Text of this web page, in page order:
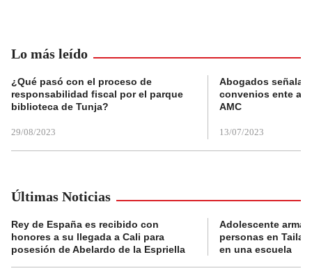
Lo más leído
¿Qué pasó con el proceso de
responsabilidad fiscal por el parque
biblioteca de Tunja?
29/08/2023
Abogados
convenios ente
AMC
13/07/2023
Últimas Noticias
Rey de España es recibido con
honores a su llegada a Cali para
posesión de Abelardo de la Espriella
Adolescente
personas en
en una escuela